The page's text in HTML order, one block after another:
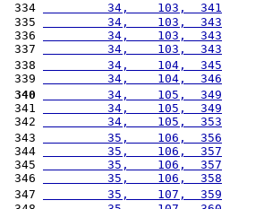
334
         34,    103,  341
335
         34,    103,  343
336
         34,    103,  343
337
         34,    103,  343
338
         34,    104,  345
339
         34,    104,  346
340
         34,    105,  349
341
         34,    105,  349
342
         34,    105,  353
343
         35,    106,  356
344
         35,    106,  357
345
         35,    106,  357
346
         35,    106,  358
347
         35,    107,  359